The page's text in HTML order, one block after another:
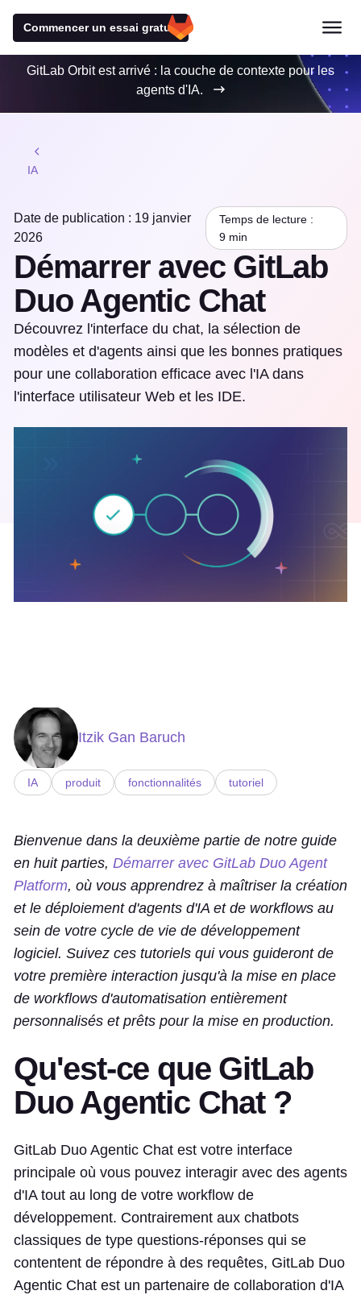
Commencer un essai gratuit
GitLab Orbit est arrivé : la couche de contexte pour les
agents d'IA.
IA
Date de publication : 19 janvier
2026
Temps de lecture :
9 min
Démarrer avec GitLab
Duo Agentic Chat
Découvrez l'interface du chat, la sélection de
modèles et d'agents ainsi que les bonnes pratiques
pour une collaboration efficace avec l'IA dans
l'interface utilisateur Web et les IDE.
Itzik Gan Baruch
IA produit fonctionnalités tutoriel
Bienvenue dans la deuxième partie de notre guide
en huit parties, Démarrer avec GitLab Duo Agent
Platform, où vous apprendrez à maîtriser la création
et le déploiement d'agents d'IA et de workflows au
sein de votre cycle de vie de développement
logiciel. Suivez ces tutoriels qui vous guideront de
votre première interaction jusqu'à la mise en place
de workflows d'automatisation entièrement
personnalisés et prêts pour la mise en production.
Qu'est-ce que GitLab
Duo Agentic Chat ?
GitLab Duo Agentic Chat est votre interface
principale où vous pouvez interagir avec des agents
d'IA tout au long de votre workflow de
développement. Contrairement aux chatbots
classiques de type questions-réponses qui se
contentent de répondre à des requêtes, GitLab Duo
Agentic Chat est un partenaire de collaboration d'IA